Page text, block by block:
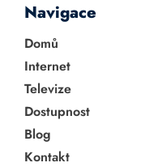
Navigace
Domů
Internet
Televize
Dostupnost
Blog
Kontakt